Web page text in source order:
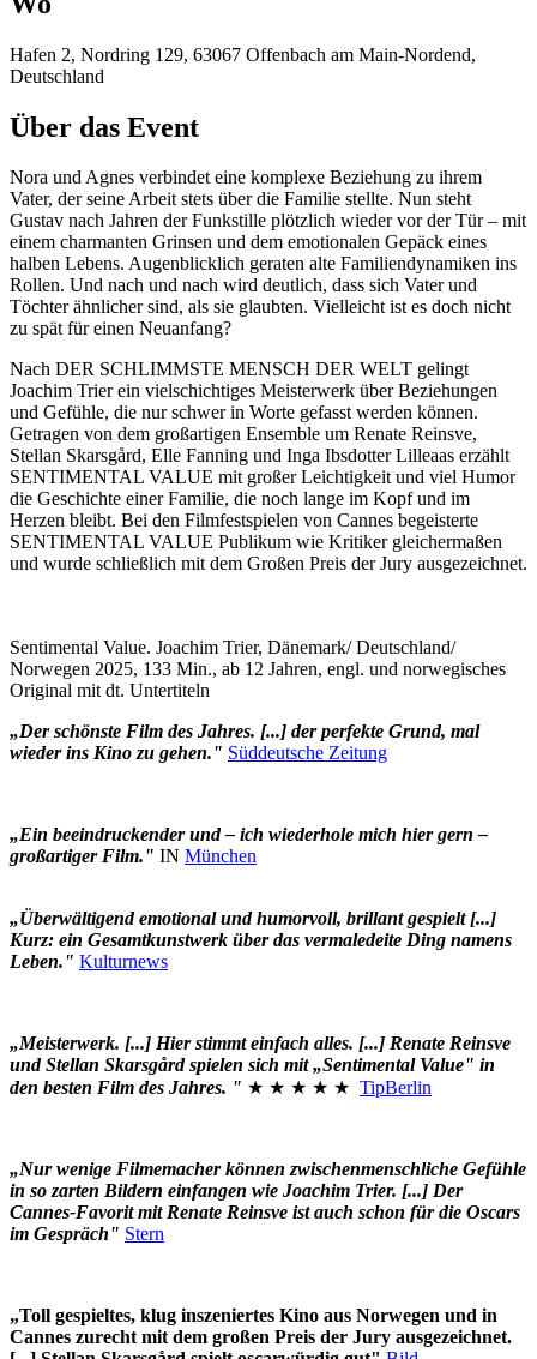
Hafen 2, Nordring 129, 63067 Offenbach am Main-Nordend,
Deutschland
Über das Event
Nora und Agnes verbindet eine komplexe Beziehung zu ihrem
Vater, der seine Arbeit stets über die Familie stellte. Nun steht
Gustav nach Jahren der Funkstille plötzlich wieder vor der Tür – mit
einem charmanten Grinsen und dem emotionalen Gepäck eines
halben Lebens. Augenblicklich geraten alte Familiendynamiken ins
Rollen. Und nach und nach wird deutlich, dass sich Vater und
Töchter ähnlicher sind, als sie glaubten. Vielleicht ist es doch nicht
zu spät für einen Neuanfang?
Nach DER SCHLIMMSTE MENSCH DER WELT gelingt
Joachim Trier ein vielschichtiges Meisterwerk über Beziehungen
und Gefühle, die nur schwer in Worte gefasst werden können.
Getragen von dem großartigen Ensemble um Renate Reinsve,
Stellan Skarsgård, Elle Fanning und Inga Ibsdotter Lilleaas erzählt
SENTIMENTAL VALUE mit großer Leichtigkeit und viel Humor
die Geschichte einer Familie, die noch lange im Kopf und im
Herzen bleibt. Bei den Filmfestspielen von Cannes begeisterte
SENTIMENTAL VALUE Publikum wie Kritiker gleichermaßen
und wurde schließlich mit dem Großen Preis der Jury ausgezeichnet.
Sentimental Value. Joachim Trier, Dänemark/ Deutschland/
Norwegen 2025, 133 Min., ab 12 Jahren, engl. und norwegisches
Original mit dt. Untertiteln
„Der schönste Film des Jahres. [...] der perfekte Grund, mal
wieder ins Kino zu gehen." Süddeutsche Zeitung
„Ein beeindruckender und – ich wiederhole mich hier gern –
großartiger Film." IN München
„Überwältigend emotional und humorvoll, brillant gespielt [...]
Kurz: ein Gesamtkunstwerk über das vermaledeite Ding namens
Leben." Kulturnews
„Meisterwerk. [...] Hier stimmt einfach alles. [...] Renate Reinsve
und Stellan Skarsgård spielen sich mit „Sentimental Value" in
den besten Film des Jahres. " ★ ★ ★ ★ ★ TipBerlin
„Nur wenige Filmemacher können zwischenmenschliche Gefühle
in so zarten Bildern einfangen wie Joachim Trier. [...] Der
Cannes-Favorit mit Renate Reinsve ist auch schon für die Oscars
im Gespräch" Stern
„Toll gespieltes, klug inszeniertes Kino aus Norwegen und in
Cannes zurecht mit dem großen Preis der Jury ausgezeichnet.